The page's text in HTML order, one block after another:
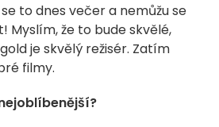
to dnes večer a nemůžu se
Myslím, že to bude skvělé,
je skvělý režisér. Zatím
filmy.